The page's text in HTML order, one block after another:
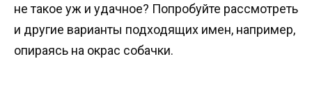
не такое уж и удачное? Попробуйте рассмотреть
и другие варианты подходящих имен, например,
опираясь на окрас собачки.